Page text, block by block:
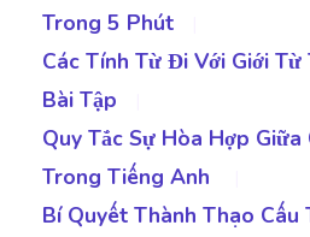
Trong 5 Phút
Các Tính Từ Đi Với Giới
Bài Tập
Quy Tắc Sự Hòa Hợp
Trong Tiếng Anh
Bí Quyết Thành Thạo